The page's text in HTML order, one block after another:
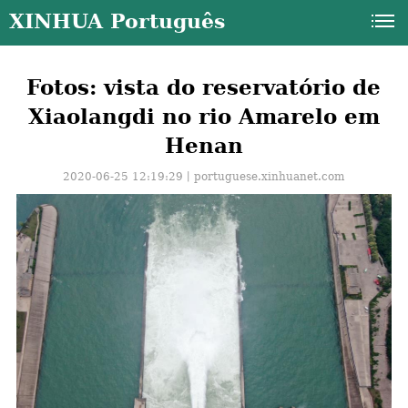
XINHUA Português
Fotos: vista do reservatório de
Xiaolangdi no rio Amarelo em
Henan
2020-06-25 12:19:29丨portuguese.xinhuanet.com